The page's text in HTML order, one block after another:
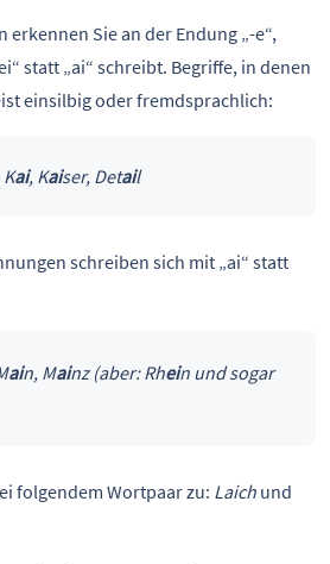
erkennen Sie an der Endung „-e“,
statt „ai“ schreibt. Begriffe, in denen
einsilbig oder fremdsprachlich:
ai, Kaiser, Detail
schreiben sich mit „ai“ statt
ain, Mainz (aber: Rhein und sogar
folgendem Wortpaar zu: Laich und